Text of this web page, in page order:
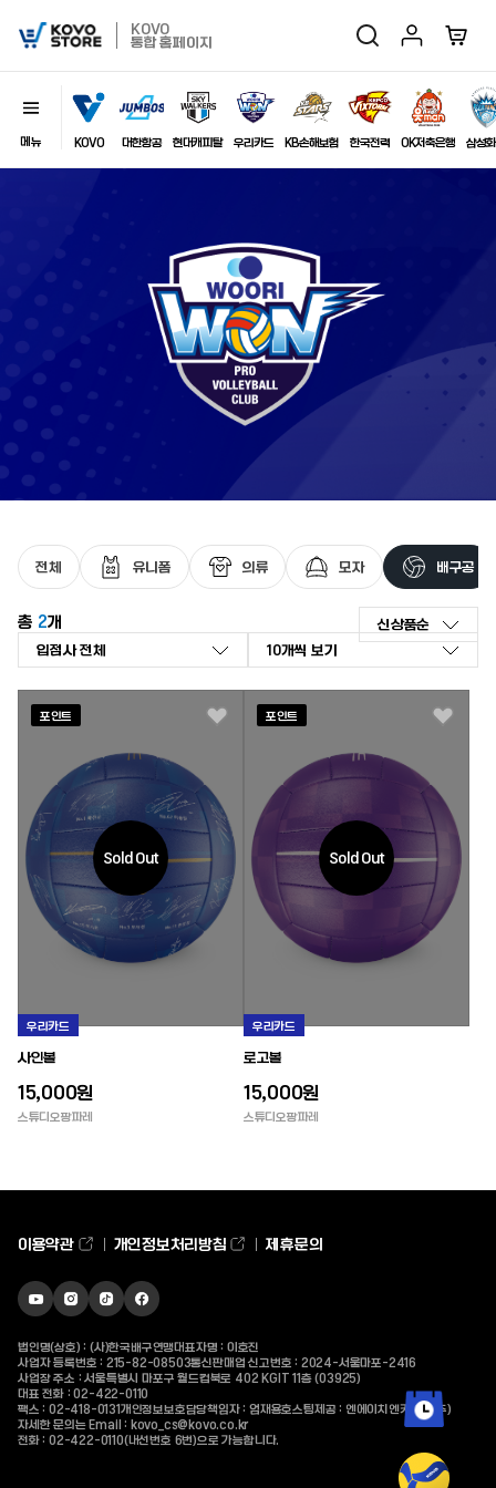
KOVO
Store
KOVO
통합 홈페이지
검색
닫기
최근 검색어가 없습니다.
마이페이지장바구
이미지
KOVO 대한항공 현대캐피탈 우리카드 KB손해보험 한국전력 OK저축은행 삼성
전체 유니폼 의류 모자 배구공
총 2개 신상품순
높은가격순
판매량순
포인트
우리카드
Sold Out
사인볼
15,000원
스튜디오팡파레
좋아요
포인트
우리카드
Sold Out
로고볼
15,000원
스튜디오팡파레
좋아요
이용약관 개인정보처리방침 제휴문의
유튜브
바로가기
인스타그램
바로가기
틱톡
바로가기
페이스북
바로가기
법인명(상호) : (사)한국배구연맹 대표자명 : 이호진
사업자 등록번호 : 215-82-08503통신판매업 신고번호 : 2024-서울마포-2416
사업장 주소 : 서울특별시 마포구 월드컵북로 402 KGIT 11층 (03925)
대표 전화 :02-422-0110
팩스 : 02-418-0131 개인정보보호담당책임자 : 엄재용호스팅제공 : 엔에이치엔커머스(주)
자세한 문의는 Email : kovo_cs@kovo.co.kr
전화 : 02-422-0110(내선번호 6번)으로 가능합니다.